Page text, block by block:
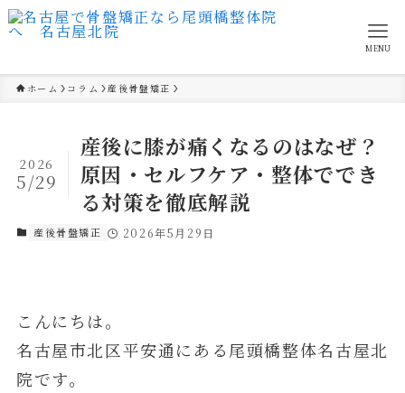
MENU
ホーム コラム 産後骨盤矯正
産後に膝が痛くなるのはなぜ？
原因・セルフケア・整体ででき
る対策を徹底解説
2026
5/29
産後骨盤矯正 2026年5月29日
こんにちは。
名古屋市北区平安通にある尾頭橋整体名古屋北
院です。